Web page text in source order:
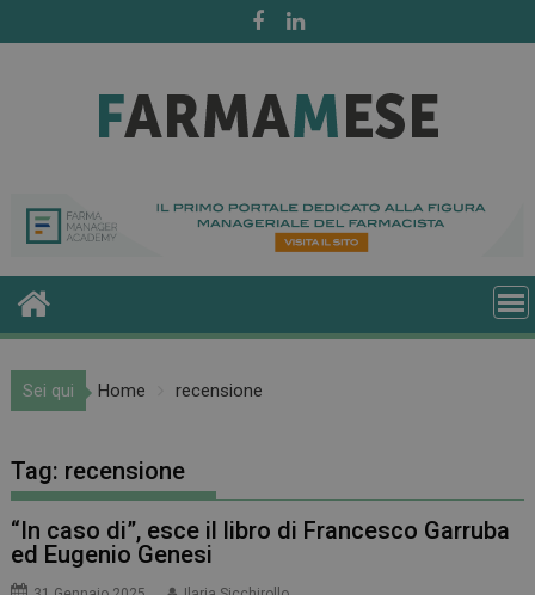
to
Sei qui Home recensione
Tag: recensione
“In caso di”, esce il libro di Francesco Garruba
ed Eugenio Genesi